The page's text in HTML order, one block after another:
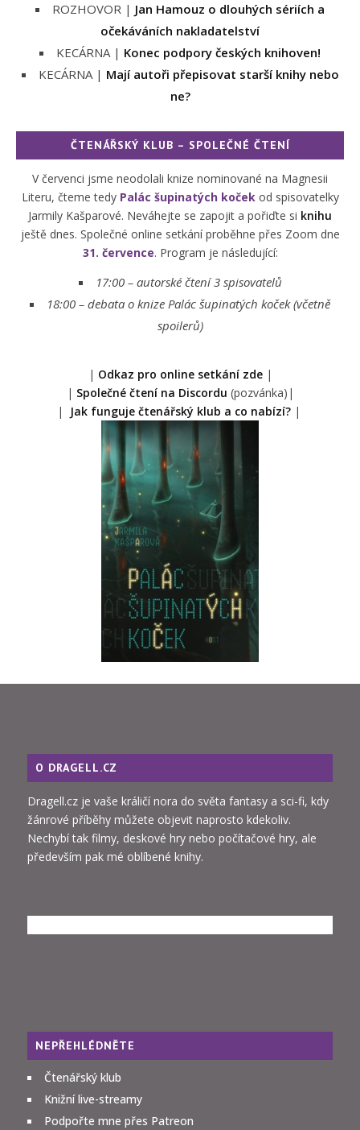
ROZHOVOR | Jan Hamouz o dlouhých sériích a
očekáváních nakladatelství
KECÁRNA | Konec podpory českých knihoven!
KECÁRNA | Mají autoři přepisovat starší knihy nebo
ne?
ČTENÁŘSKÝ KLUB – SPOLEČNÉ ČTENÍ
V červenci jsme neodolali knize nominované na Magnesii
Literu, čteme tedy Palác šupinatých kočekod spisovatelky
Jarmily Kašparové. Neváhejte se zapojit a pořiďte si knihu
ještě dnes. Společné online setkání proběhne přes Zoom dne
31. července. Program je následující:
17:00 – autorské čtení 3 spisovatelů
18:00 – debata o knize Palác šupinatých koček (včetně
spoilerů)
| Odkaz pro online setkání zde|
| Společné čtení na Discordu (pozvánka)|
|
Jak funguje čtenářský klub a co nabízí?|
O DRAGELL.CZ
Dragell.cz je vaše králičí nora do světa fantasy a sci-fi, kdy
žánrové příběhy můžete objevit naprosto kdekoliv.
Nechybí tak filmy, deskové hry nebo počítačové hry, ale
především pak mé oblíbené knihy.
NEPŘEHLÉDNĚTE
Čtenářský klub
Knižní live-streamy
Podpořte mne přes Patreon